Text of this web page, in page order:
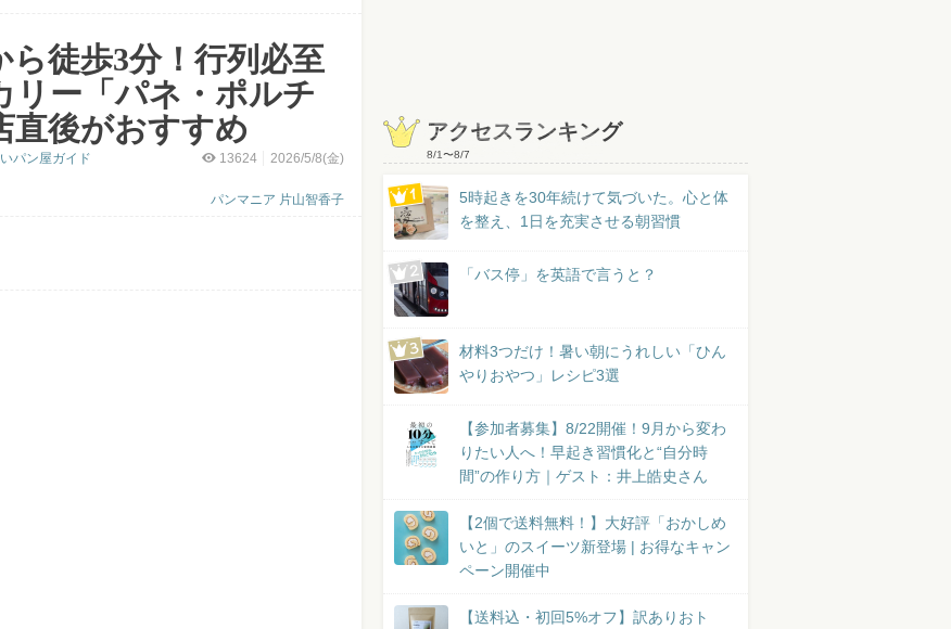
ら徒歩3分！行列必至
リー「パネ・ポルチ
直後がおすすめ
13624 2026/5/8(金)
パンマニア 片山智香子
パン屋ガイド
アクセスランキング
8/1〜8/7
5時起きを30年続けて気づいた。心と体
を整え、1日を充実させる朝習慣
「バス停」を英語で言うと？
材料3つだけ！暑い朝にうれしい「ひん
やりおやつ」レシピ3選
【参加者募集】8/22開催！9月から変わ
りたい人へ！早起き習慣化と“自分時
間”の作り方｜ゲスト：井上皓史さん
【2個で送料無料！】大好評「おかしめ
いと」のスイーツ新登場 | お得なキャン
ペーン開催中
【送料込・初回5%オフ】訳ありおト